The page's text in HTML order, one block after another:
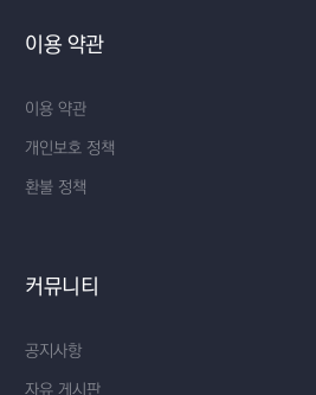
이용 약관
이용 약관
개인보호 정책
환불 정책
커뮤니티
공지사항
자유 게시판